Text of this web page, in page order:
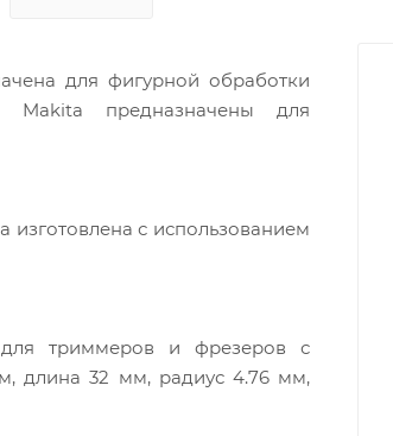
для фигурной обработки
Makita предназначены для
с использованием
для триммеров и фрезеров с
длина 32 мм, радиус 4.76 мм,